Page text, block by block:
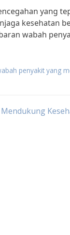
yang
kesehatan
wabah
penyakit yang